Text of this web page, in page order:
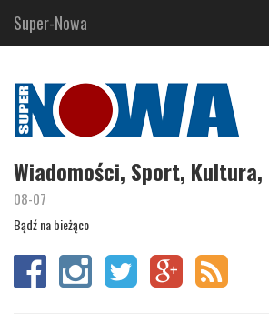
Super-Nowa
Wiadomości, Sport,
08-07
Bądź na bieżąco